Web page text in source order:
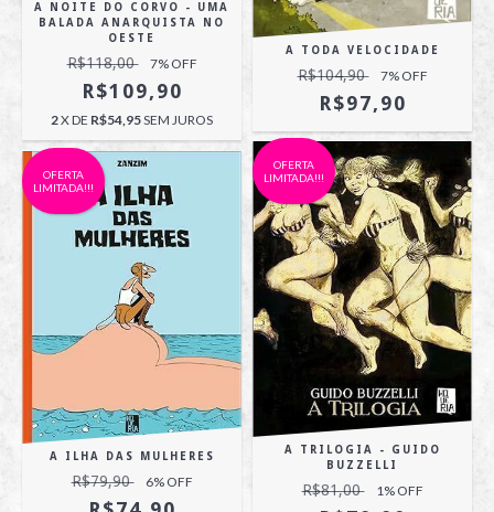
A NOITE DO CORVO - UMA
BALADA ANARQUISTA NO
OESTE
R$118,00 7% OFF
R$109,90
2X DE R$54,95SEM JUROS
A TODA VELOCIDADE
R$104,90 7% OFF
R$97,90
OFERTA
LIMITADA!!!
A ILHA DAS MULHERES
R$79,90 6% OFF
OFERTA
LIMITADA!!!
A TRILOGIA - GUIDO
BUZZELLI
R$81,00 1% OFF